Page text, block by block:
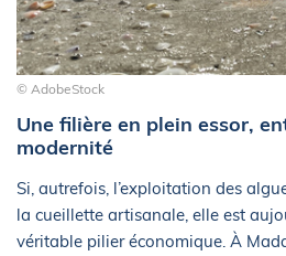
© AdobeStock
Une filière en plein essor,
modernité
Si, autrefois, l’exploitation des
la cueillette artisanale, elle est
véritable pilier économique. À